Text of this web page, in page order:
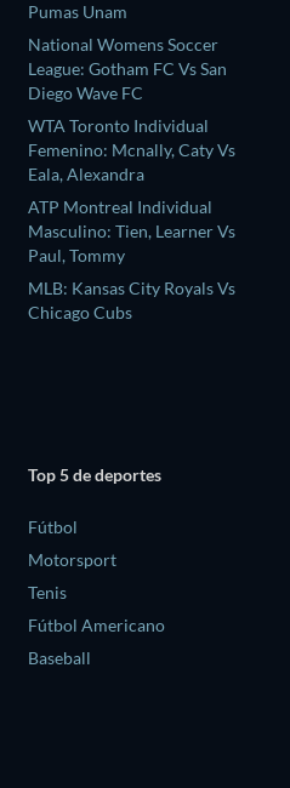
Pumas Unam
National Womens Soccer
League: Gotham FC Vs San
Diego Wave FC
WTA Toronto Individual
Femenino: Mcnally, Caty Vs
Eala, Alexandra
ATP Montreal Individual
Masculino: Tien, Learner Vs
Paul, Tommy
MLB: Kansas City Royals Vs
Chicago Cubs
Top 5 de deportes
Fútbol
Motorsport
Tenis
Fútbol Americano
Baseball